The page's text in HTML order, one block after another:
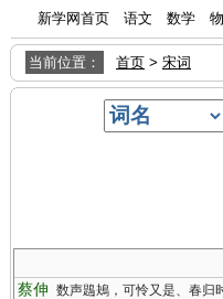
新学网首页 语文 数学
当前位置： 首页 > 宋词
蔡伸 数声鶗鴂，可怜又是、春归